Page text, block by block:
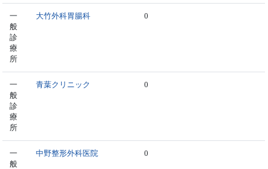
一
般
診
療
所
大竹外科胃腸科 0
一
般
診
療
所
青葉クリニック 0
一
般
中野整形外科医院 0